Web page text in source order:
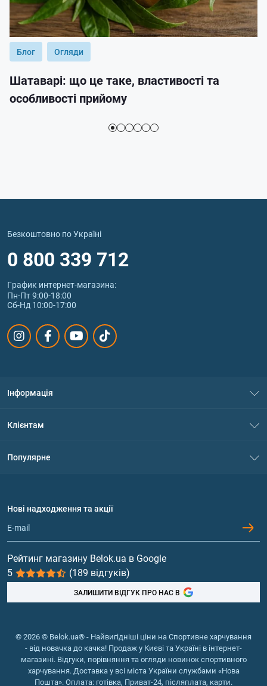
Блог Огляди
Шатаварі: що це таке, властивості та
особливості прийому
Безкоштовно по Україні
0 800 339 712
График интернет‑магазина:
Пн-Пт 9:00-18:00
Сб-Нд 10:00-17:00
Інформація
Політика конфіденційності
Обмін та повернення
Клієнтам
Популярне
Протеїн
Гейнери
Вітаміни та мінерали
Риб'ячий жир, жирні кислоти
Нові надходження та акції
Рейтинг магазину Belok.ua в Google
5
(189 відгуків)
ЗАЛИШИТИ ВІДГУК ПРО НАС В
© 2026 © Belok.ua® - Найвигідніші ціни на Спортивне харчування
- від новачка до качка! Продаж у Києві та Україні в інтернет-
магазині. Відгуки, порівняння та огляди новинок спортивного
харчування. Доставка у всі міста України службами «Нова
Пошта». Оплата: готівка, Приват-24, післяплата, карти.